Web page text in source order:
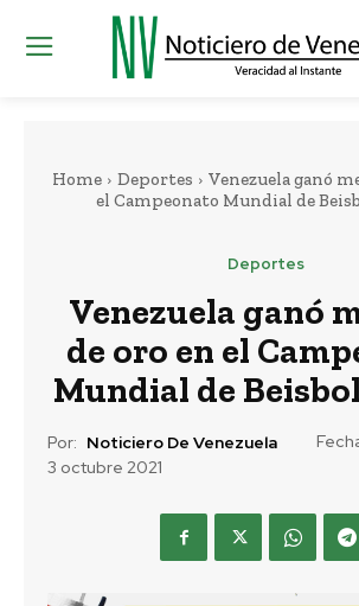
Home Deportes
Venezuela ganó
el Campeonato Mundial de
Deportes
Venezuela ganó
de oro en el
Mundial de
Por: Noticiero De Venezuela
3 octubre 2021